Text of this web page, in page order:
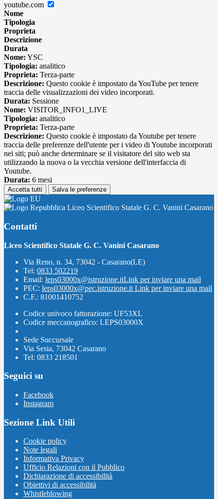
youtube.com
Nome
Tipologia
Proprieta
Descrizione
Durata
Nome: YSC
Tipologia: analitico
Proprieta: Terza-parte
Descrizione: Questo cookie è impostato da YouTube per tenere
traccia delle visualizzazioni dei video incorporati.
Durata: Sessione
Nome: VISITOR_INFO1_LIVE
Tipologia: analitico
Proprieta: Terza-parte
Descrizione: Questo cookie è impostato da Youtube per tenere
traccia delle preferenze dell'utente per i video di Youtube incorporati
nei siti; può anche determinare se il visitatore del sito web sta
utilizzando la nuova o la vecchia versione dell'interfaccia di
Youtube.
Durata: 6 mesi
Accetta tutti Salva le preferenze
Liceo Scientifico Statale G. C. Vanini Casarano
Contatti
Liceo Scientifico Statale G. C. Vanini Casarano
Via Reno, n. 34, 73042 - Casarano(LE)
Tel: 0833 502219
Email: leps03000x@istruzione.itLink per inviare una mail
PEC: leps03000x@pec.istruzione.it Link per inviare una mail
C.F.: 81001410752
Codice univoco fatturazione: UF53XL
Codice meccanografico: LEPS03000X
Sede Succursale
Via Sesia, 73042 Casarano
Tel: 0833 218501
Seguici su
Facebook
Instagram
Sezione Link Utili
Cookie policy
Note legali
Informativa Privacy
Ufficio Relazioni con il Pubblico
Dichiarazione di accessibilità
Obiettivi di accessibilità
Whistleblowing